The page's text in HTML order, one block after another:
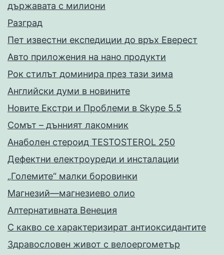
държавата с милиони
Разград
Пет известни експедиции до връх Еверест
Авто приложения на нано продукти
Рок стилът доминира през тази зима
Английски думи в новините
Новите Екстри и Проблеми в Skype 5.5
Сомът – дънният лакомник
Анаболен стероид TESTOSTEROL 250
Дефектни електроуреди и инсталации
„Големите“ малки боровинки
Магнезий—магнезиево олио
Алтернативната Венеция
С какво се характеризират антиоксидантите
Здравословен живот с велоергометър